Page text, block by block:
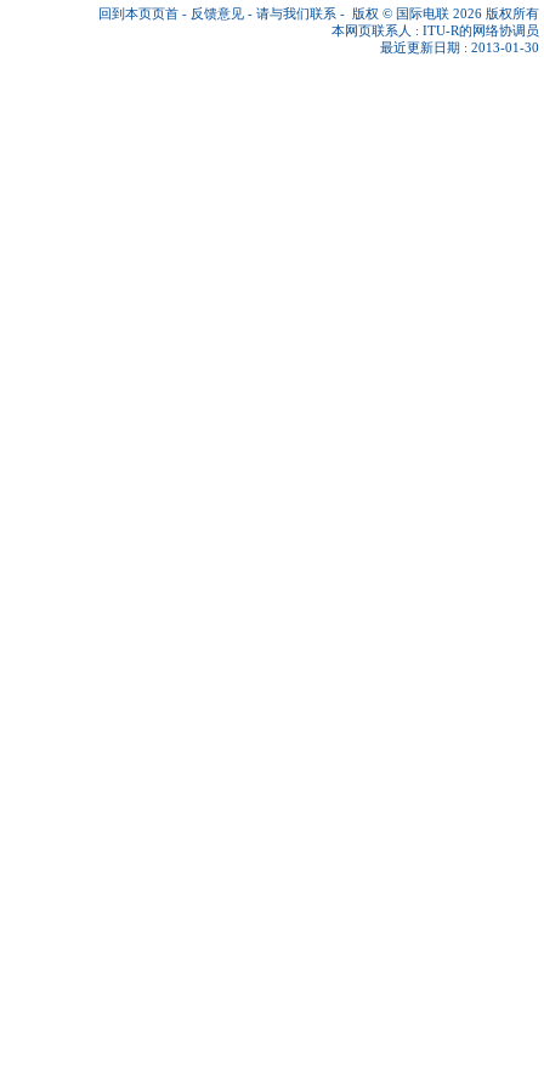
回到本页页首 - 反馈意见 - 请与我们联系 - 版权 © 国际电联 2026 版权所有
本网页联系人 : ITU-R的网络协调员
最近更新日期 : 2013-01-30